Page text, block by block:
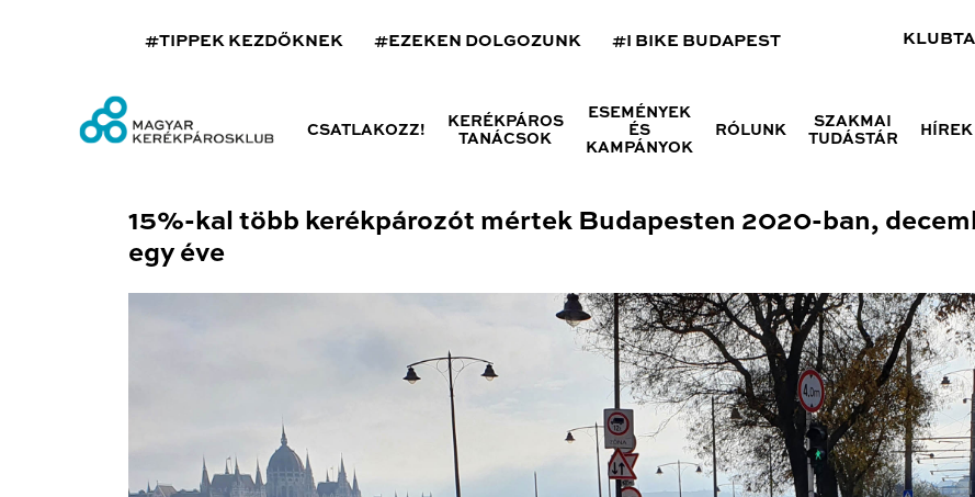
#TIPPEK KEZDŐKNEK #EZEKEN DOLGOZUNK #I BIKE BUDAPEST
CSATLAKOZZ!
KERÉKPÁROS
TANÁCSOK
ESEMÉNYEK
ÉS
KAMPÁNYOK
RÓLUNK
SZAKMAI
TUDÁSTÁR
HÍREK
15%-kal több kerékpározót mértek Budapesten 2020-ban,
egy éve